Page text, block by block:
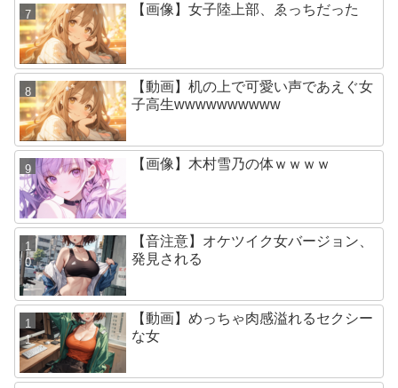
【画像】女子陸上部、ゑっちだった
【動画】机の上で可愛い声であえぐ女
子高生wwwwwwwwww
【画像】木村雪乃の体ｗｗｗｗ
【音注意】オケツイク女バージョン、
発見される
【動画】めっちゃ肉感溢れるセクシー
な女